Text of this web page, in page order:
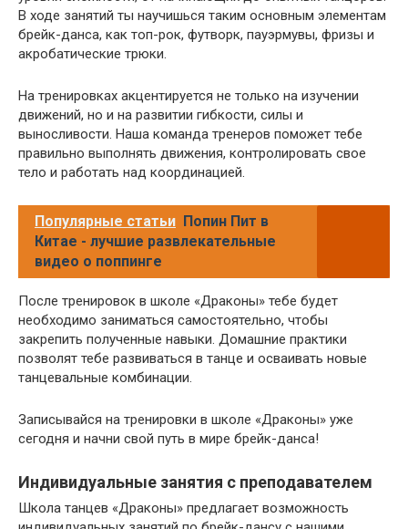
В ходе занятий ты научишься таким основным элементам
брейк-данса, как топ-рок, футворк, пауэрмувы, фризы и
акробатические трюки.
На тренировках акцентируется не только на изучении
движений, но и на развитии гибкости, силы и
выносливости. Наша команда тренеров поможет тебе
правильно выполнять движения, контролировать свое
тело и работать над координацией.
Популярные статьи Попин Пит в
Китае - лучшие развлекательные
видео о поппинге
После тренировок в школе «Драконы» тебе будет
необходимо заниматься самостоятельно, чтобы
закрепить полученные навыки. Домашние практики
позволят тебе развиваться в танце и осваивать новые
танцевальные комбинации.
Записывайся на тренировки в школе «Драконы» уже
сегодня и начни свой путь в мире брейк-данса!
Индивидуальные занятия с преподавателем
Школа танцев «Драконы» предлагает возможность